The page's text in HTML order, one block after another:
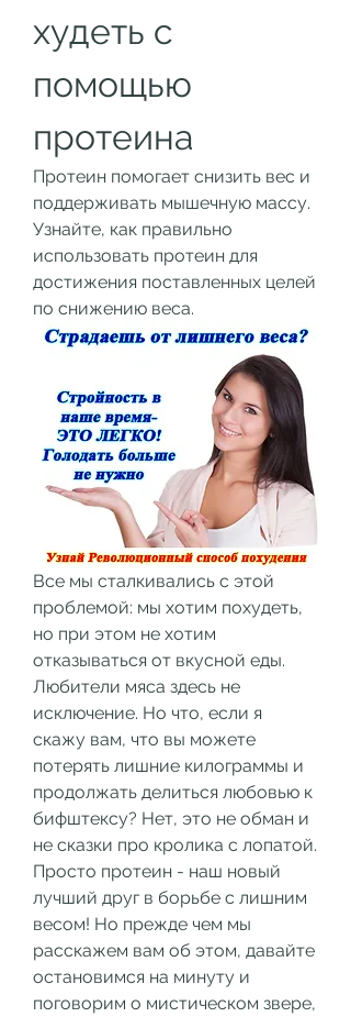
худеть с
помощью
протеина
Протеин помогает снизить вес и
поддерживать мышечную массу.
Узнайте, как правильно
использовать протеин для
достижения поставленных целей
по снижению веса.
Все мы сталкивались с этой
проблемой: мы хотим похудеть,
но при этом не хотим
отказываться от вкусной еды.
Любители мяса здесь не
исключение. Но что, если я
скажу вам, что вы можете
потерять лишние килограммы и
продолжать делиться любовью к
бифштексу? Нет, это не обман и
не сказки про кролика с лопатой.
Просто протеин - наш новый
лучший друг в борьбе с лишним
весом! Но прежде чем мы
расскажем вам об этом, давайте
остановимся на минуту и
поговорим о мистическом звере,